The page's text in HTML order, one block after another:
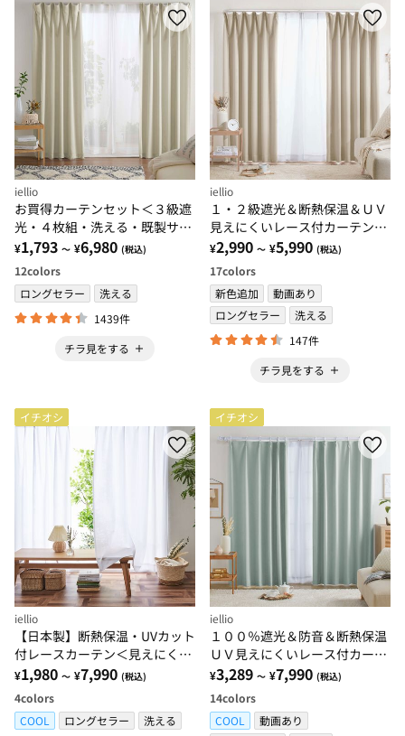
iellio
お買得カーテンセット＜３級遮
光・４枚組・洗える・既製サイ
ズ・無地＞
¥1,793 ～ ¥6,980 (税込)
12colors
ロングセラー
洗える
1439件
チラ見をする
iellio
１・２級遮光＆断熱保温＆ＵＶ
見えにくいレース付カーテンセ
ット＜４枚組・遮光１級・洗え
る・無地＞
¥2,990 ～ ¥5,990 (税込)
17colors
新色追加
動画あり
ロングセラー
洗える
147件
チラ見をする
イチオシ
iellio
【日本製】断熱保温・UVカット
付レースカーテン＜見えにくい
レース・100サイズ・節電・省
エネ対策・日焼け対策・洗える
＞
¥1,980 ～ ¥7,990 (税込)
4colors
COOL
ロングセラー 洗える
イチオシ
iellio
１００％遮光＆防音＆断熱保温
ＵＶ見えにくいレース付カーテ
ンセット＜４枚組・遮光１級・
無地・洗える・形状記憶＞
¥3,289 ～ ¥7,990 (税込)
14colors
COOL
動画あり